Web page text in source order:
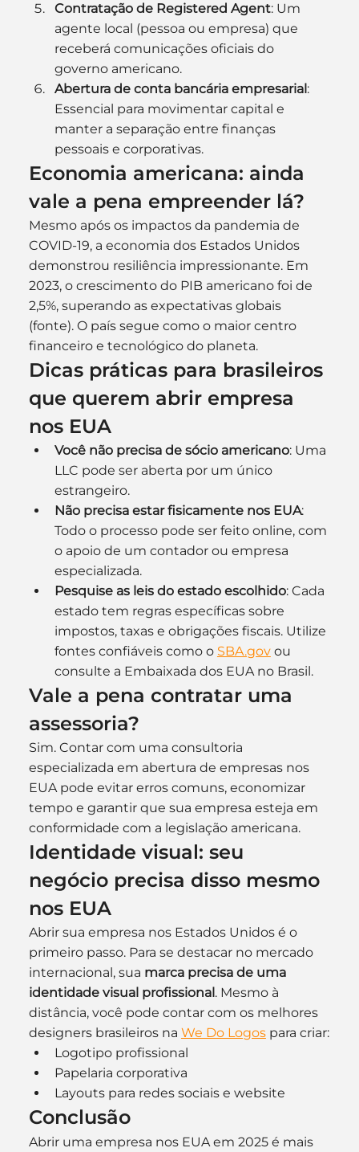
Contratação de Registered Agent: Um
agente local (pessoa ou empresa) que
receberá comunicações oficiais do
governo americano.
Abertura de conta bancária empresarial :
Essencial para movimentar capital e
manter a separação entre finanças
pessoais e corporativas.
Economia americana: ainda
vale a pena empreender lá?
Mesmo após os impactos da pandemia de
COVID-19, a economia dos Estados Unidos
demonstrou resiliência impressionante. Em
2023, o crescimento do PIB americano foi de
2,5%, superando as expectativas globais
(fonte). O país segue como o maior centro
financeiro e tecnológico do planeta.
Dicas práticas para brasileiros
que querem abrir empresa
nos EUA
Você não precisa de sócio americano: Uma
LLC pode ser aberta por um único
estrangeiro.
Não precisa estar fisicamente nos EUA:
Todo o processo pode ser feito online, com
o apoio de um contador ou empresa
especializada.
Pesquise as leis do estado escolhido: Cada
estado tem regras específicas sobre
impostos, taxas e obrigações fiscais. Utilize
fontes confiáveis como o SBA.gov ou
consulte a Embaixada dos EUA no Brasil.
Vale a pena contratar uma
assessoria?
Sim. Contar com uma consultoria
especializada em abertura de empresas nos
EUA pode evitar erros comuns, economizar
tempo e garantir que sua empresa esteja em
conformidade com a legislação americana.
Identidade visual: seu
negócio precisa disso mesmo
nos EUA
Abrir sua empresa nos Estados Unidos é o
primeiro passo. Para se destacar no mercado
internacional, sua marca precisa de uma
identidade visual profissional . Mesmo à
distância, você pode contar com os melhores
designers brasileiros na We Do Logos para criar:
Logotipo profissional
Papelaria corporativa
Layouts para redes sociais e website
Conclusão
Abrir uma empresa nos EUA em 2025 é mais